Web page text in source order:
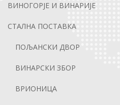
ВИНОГОРЈЕ И ВИНАРИЈЕ
СТАЛНА ПОСТАВКА
ПОЉАНСКИ ДВОР
ВИНАРСКИ ЗБОР
ВРИОНИЦА